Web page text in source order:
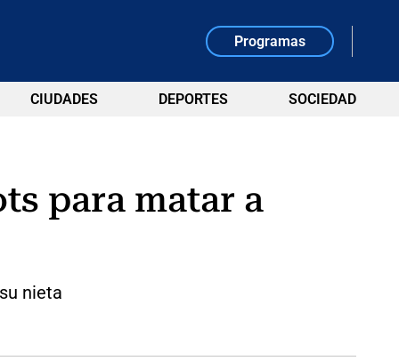
Programas
CIUDADES DEPORTES SOCIEDAD
para matar a
nieta